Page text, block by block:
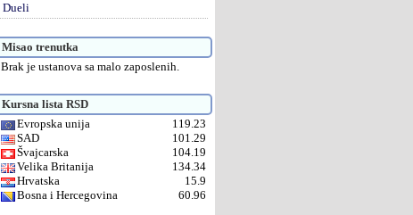
Dueli
Misao trenutka
Brak je ustanova sa malo zaposlenih.
Kursna lista RSD
Evropska unija
119.23
SAD
101.29
Švajcarska
104.19
Velika Britanija
134.34
Hrvatska
15.9
Bosna i Hercegovina
60.96